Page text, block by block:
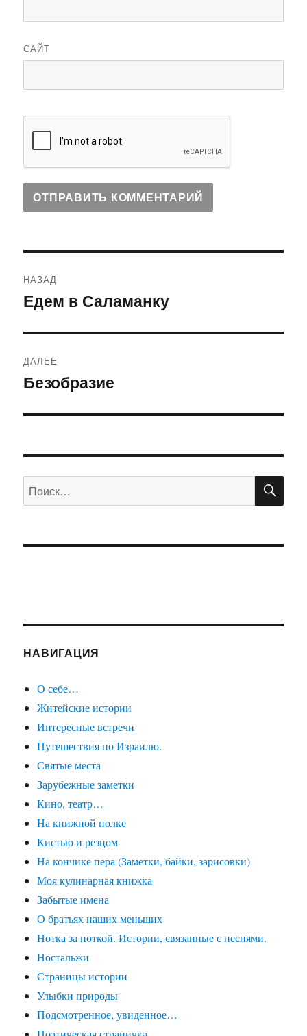
САЙТ
по
НАЗАД
Предыдущая
Едем в Саламанку
ДАЛЕЕ
Следующая
Безобразие
Искать:
НАВИГАЦИЯ
О себе…
Житейские истории
Интересные встречи
Путешествия по Израилю.
Святые места
Зарубежные заметки
Кино, театр…
На книжной полке
Кистью и резцом
На кончике пера (Заметки, байки, зарисовки)
Моя кулинарная книжка
Забытые имена
О братьях наших меньших
Нотка за ноткой. Истории, связанные с песнями.
Ностальжи
Страницы истории
Улыбки природы
Подсмотренное, увиденное…